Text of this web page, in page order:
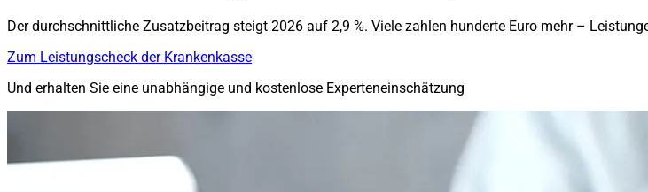
Der durchschnittliche Zusatzbeitrag steigt 2026 auf 2,9 %. Viele zahlen hunderte Euro mehr –
Zum Leistungscheck der Krankenkasse
Und erhalten Sie eine unabhängige und kostenlose Experteneinschätzung